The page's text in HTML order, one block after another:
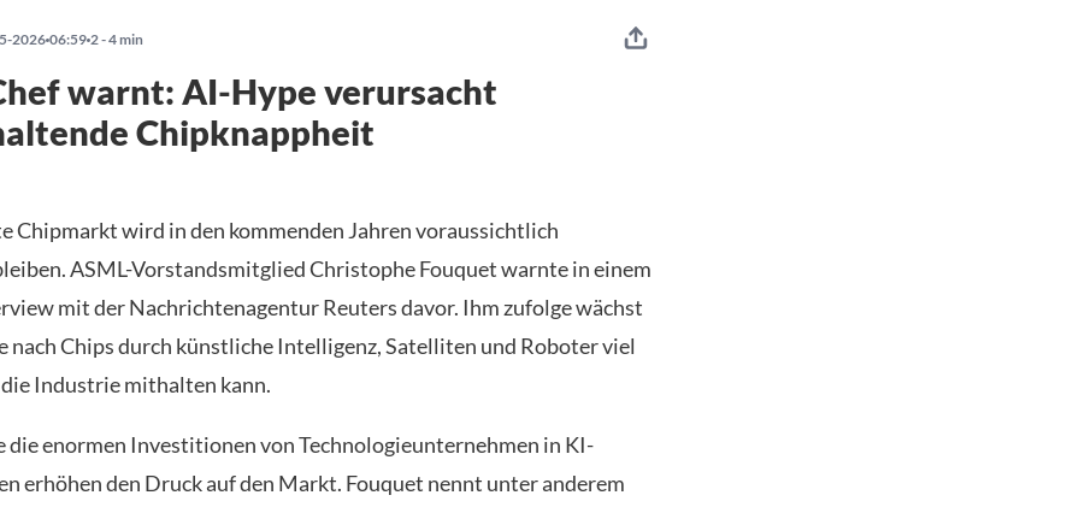
202606:59 2 - 4 min
warnt: AI-Hype verursacht
Chipknappheit
Chipmarkt wird in den kommenden Jahren voraussichtlich
ASML-Vorstandsmitglied Christophe Fouquet warnte in einem
mit der Nachrichtenagentur Reuters davor. Ihm zufolge wächst
nach Chips durch künstliche Intelligenz, Satelliten und Roboter viel
Industrie mithalten kann.
die enormen Investitionen von Technologieunternehmen in KI-
erhöhen den Druck auf den Markt. Fouquet nennt unter anderem